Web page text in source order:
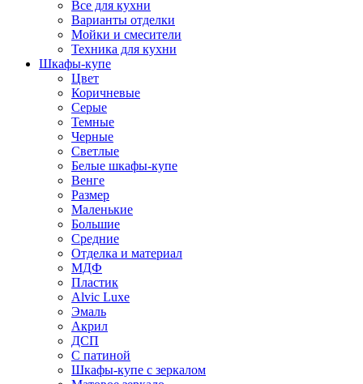
Все для кухни
Варианты отделки
Мойки и смесители
Техника для кухни
Шкафы-купе
Цвет
Коричневые
Серые
Темные
Черные
Светлые
Белые шкафы-купе
Венге
Размер
Маленькие
Большие
Средние
Отделка и материал
МДФ
Пластик
Alvic Luxe
Эмаль
Акрил
ДСП
С патиной
Шкафы-купе с зеркалом